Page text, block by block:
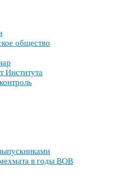
общество
Института
в годы ВОВ